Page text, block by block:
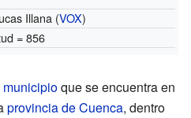
Illana (VOX)
= 856
municipioque se encuentra en
provincia de Cuenca, dentro